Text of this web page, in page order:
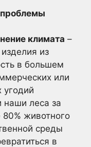
проблемы
климата –
из
в большем
или
угодий
наши леса за
80% животного
среды
в